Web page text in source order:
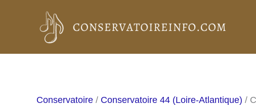
Conservatoire / Conservatoire 44 (Loire-Atlantique) /